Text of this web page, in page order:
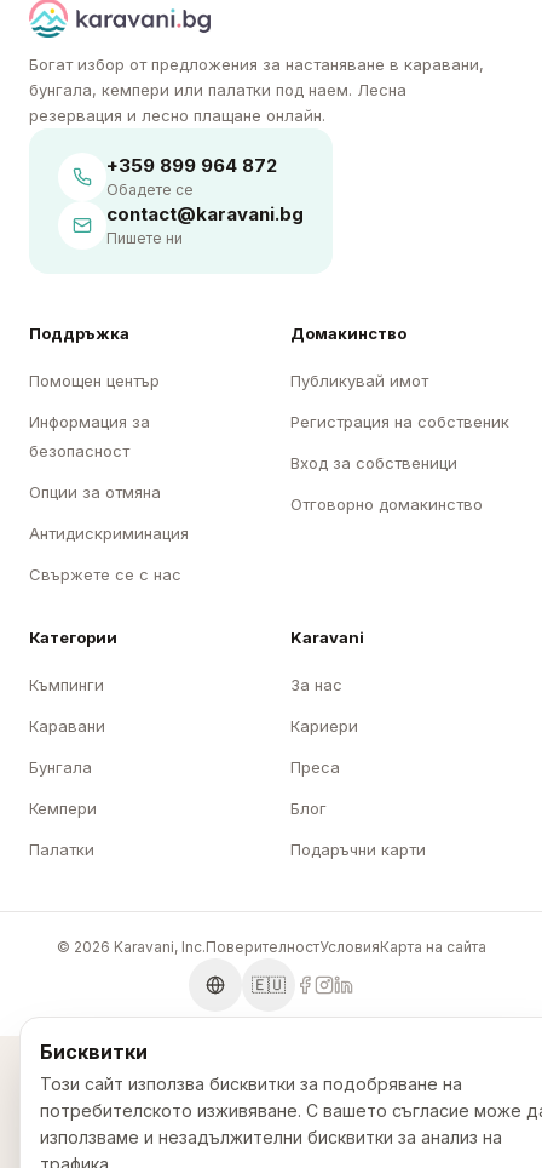
Богат избор от предложения за настаняване в каравани,
бунгала, кемпери или палатки под наем. Лесна
резервация и лесно плащане онлайн.
+359 899 964 872
Обадете се
contact@karavani.bg
Пишете ни
Поддръжка
Помощен център
Информация за
безопасност
Опции за отмяна
Антидискриминация
Свържете се с нас
Домакинство
Публикувай имот
Регистрация на собственик
Вход за собственици
Отговорно домакинство
Категории
Къмпинги
Каравани
Бунгала
Кемпери
Палатки
Karavani
За нас
Кариери
Преса
Блог
Подаръчни карти
© 2026 Karavani, Inc.ПоверителностУсловияКарта на сайта
🇪🇺
Бисквитки
Този сайт използва бисквитки за подобряване на
потребителското изживяване. С вашето съгласие може
използваме и незадължителни бисквитки за анализ на
трафика.